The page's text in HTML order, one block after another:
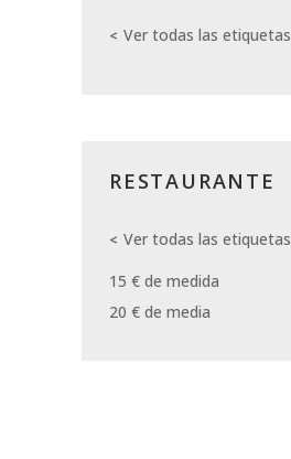
Ver todas las etiquetas
RESTAURANTE
Ver todas las etiquetas
15 € de medida
20 € de media